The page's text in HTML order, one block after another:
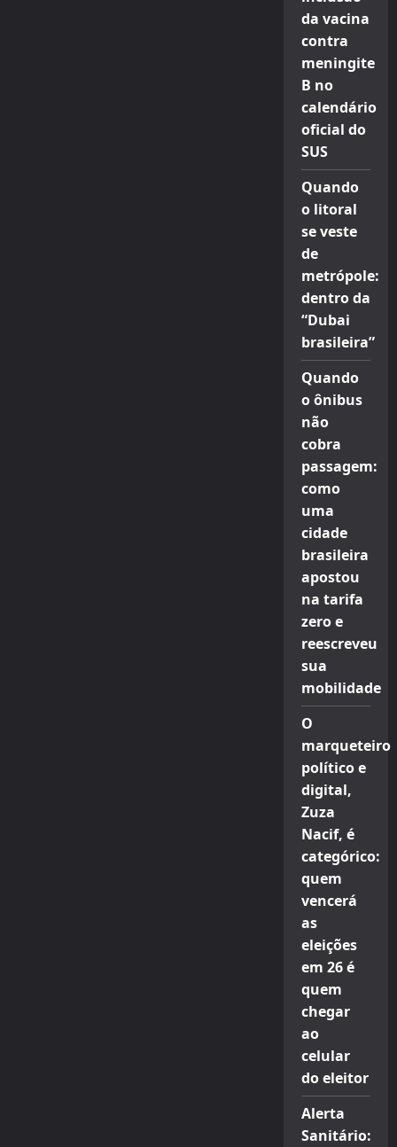
da vacina
contra
meningite
B no
calendário
oficial do
SUS
Quando
o litoral
se veste
de
metrópole:
dentro da
“Dubai
brasileira”
Quando
o ônibus
não
cobra
passagem:
como
uma
cidade
brasileira
apostou
na tarifa
zero e
reescreveu
sua
mobilidade
O
marqueteiro
político e
digital,
Zuza
Nacif, é
categórico:
quem
vencerá
as
eleições
em 26 é
quem
chegar
ao
celular
do eleitor
Alerta
Sanitário: